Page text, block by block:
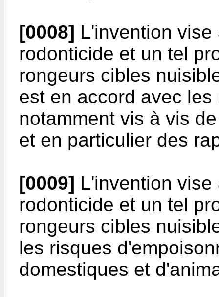
[0008] L'invention
rodonticide et un tel
rongeurs cibles
est en accord avec
notamment vis à vis
et en particulier des
[0009] L'invention
rodonticide et un tel
rongeurs cibles
les risques
domestiques et